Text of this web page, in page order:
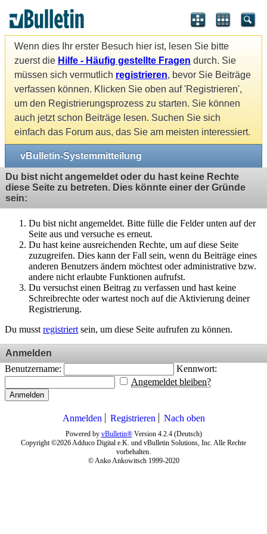
Wenn dies Ihr erster Besuch hier ist, lesen Sie bitte
zuerst die Hilfe - Häufig gestellte Fragen durch. Sie
müssen sich vermutlich registrieren, bevor Sie Beiträge
verfassen können. Klicken Sie oben auf 'Registrieren',
um den Registrierungsprozess zu starten. Sie können
auch jetzt schon Beiträge lesen. Suchen Sie sich
einfach das Forum aus, das Sie am meisten interessiert.
vBulletin-Systemmitteilung
Du bist nicht angemeldet oder du hast keine Rechte
diese Seite zu betreten. Dies könnte einer der Gründe
sein:
Du bist nicht angemeldet. Bitte fülle die Felder unten auf der
Seite aus und versuche es erneut.
Du hast keine ausreichenden Rechte, um auf diese Seite
zuzugreifen. Dies kann der Fall sein, wenn du Beiträge eines
anderen Benutzers ändern möchtest oder administrative bzw.
andere nicht erlaubte Funktionen aufrufst.
Du versuchst einen Beitrag zu verfassen und hast keine
Schreibrechte oder wartest noch auf die Aktivierung deiner
Registrierung.
Du musst registriert sein, um diese Seite aufrufen zu können.
Anmelden
Benutzername:
Kennwort:
Angemeldet bleiben?
Anmelden
Anmelden Registrieren Nach oben
Powered by vBulletin®Version 4.2.4 (Deutsch)
Copyright ©2026 Adduco Digital e.K. und vBulletin Solutions, Inc. Alle Rechte
vorbehalten.
© Anko Ankowitsch 1999-2020